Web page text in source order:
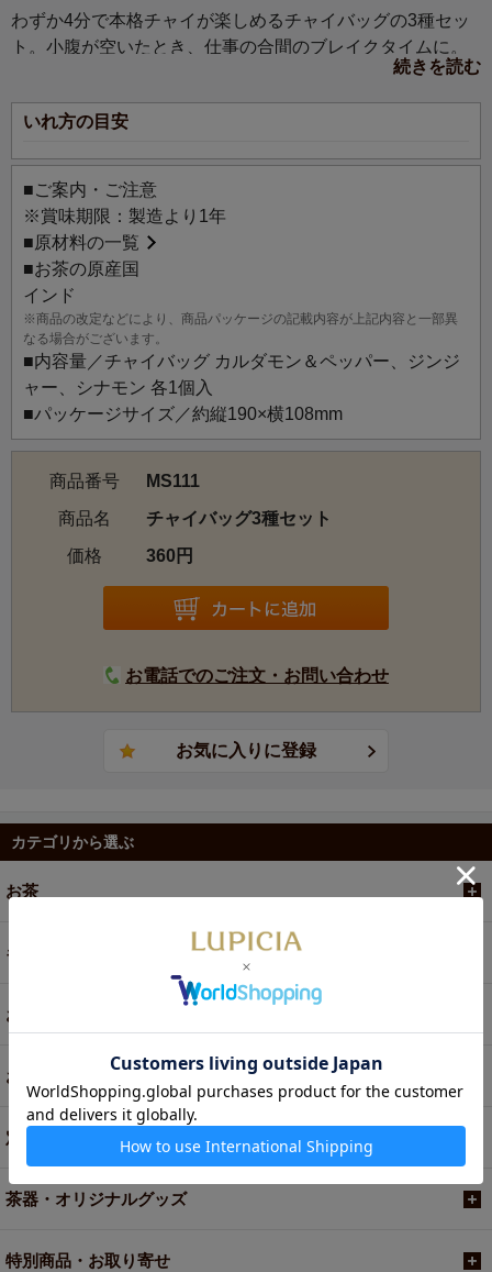
わずか4分で本格チャイが楽しめるチャイバッグの3種セッ
ト。小腹が空いたとき、仕事の合間のブレイクタイムに。
思わず笑みがこぼれるほっとする味わいです。手に馴染む
薄型パッケージはプチギフトにもぴったり。
※容量が300ml以下の茶器を使用すると吹きこぼれの恐れが
あります。
続きを読む
いれ方の目安
■ご案内・ご注意
※賞味期限：製造より1年
■原材料の一覧
■お茶の原産国
インド
※商品の改定などにより、商品パッケージの記載内容が上記内容と一部異
なる場合がございます。
■内容量／チャイバッグ カルダモン＆ペッパー、ジンジ
ャー、シナモン 各1個入
■パッケージサイズ／約縦190×横108mm
商品番号
MS111
商品名
チャイバッグ3種セット
価格
360円
お電話でのご注文・お問い合わせ
カテゴリから選ぶ
お茶
ギフト
お菓子・食品・飲料
お買い得商品
定期便
茶器・オリジナルグッズ
特別商品・お取り寄せ